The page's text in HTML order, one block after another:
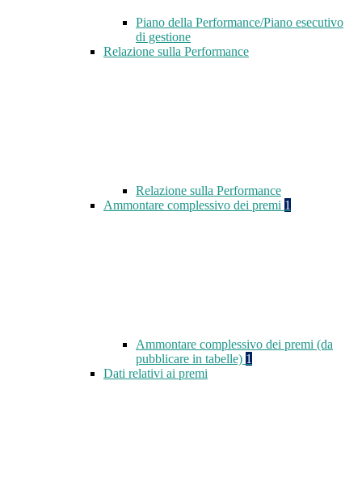
Piano della Performance/Piano esecutivo
di gestione
Relazione sulla Performance
Relazione sulla Performance
Ammontare complessivo dei premi 1
Ammontare complessivo dei premi (da
pubblicare in tabelle) 1
Dati relativi ai premi